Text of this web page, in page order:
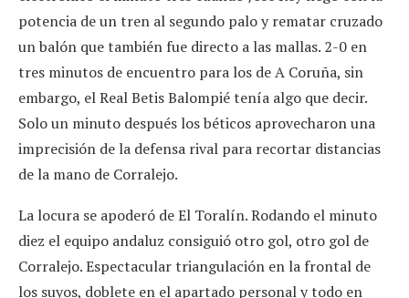
potencia de un tren al segundo palo y rematar cruzado
un balón que también fue directo a las mallas. 2-0 en
tres minutos de encuentro para los de A Coruña, sin
embargo, el Real Betis Balompié tenía algo que decir.
Solo un minuto después los béticos aprovecharon una
imprecisión de la defensa rival para recortar distancias
de la mano de Corralejo.
La locura se apoderó de El Toralín. Rodando el minuto
diez el equipo andaluz consiguió otro gol, otro gol de
Corralejo. Espectacular triangulación en la frontal de
los suyos, doblete en el apartado personal y todo en